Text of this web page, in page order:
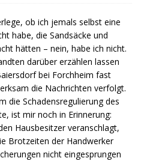
ob ich jemals selbst eine
habe, die Sandsäcke und
hätten – nein, habe ich nicht.
darüber erzählen lassen
bei Forchheim fast
die Nachrichten verfolgt.
die Schadensregulierung des
ist mir noch in Erinnerung:
Hausbesitzer veranschlagt,
Brotzeiten der Handwerker
nicht eingesprungen